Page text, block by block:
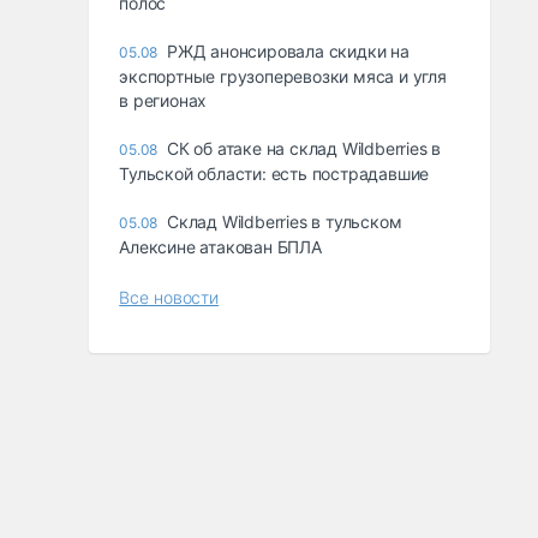
05.08 РЖД анонсировала скидки на
экспортные грузоперевозки мяса и угля
в регионах
05.08 СК об атаке на склад Wildberries в
Тульской области: есть пострадавшие
05.08 Склад Wildberries в тульском
Алексине атакован БПЛА
Все новости